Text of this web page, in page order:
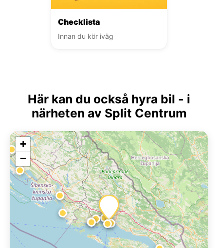
Checklista
Innan du kör iväg
Här kan du också hyra bil - i
närheten av Split Centrum
+
−